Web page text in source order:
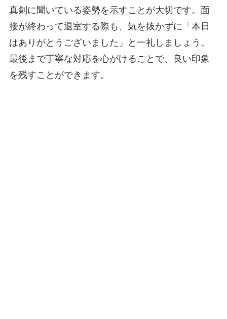
真剣に聞いている姿勢を示すことが大切です。面
接が終わって退室する際も、気を抜かずに「本日
はありがとうございました」と一礼しましょう。
最後まで丁寧な対応を心がけることで、良い印象
を残すことができます。